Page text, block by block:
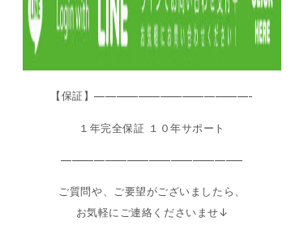
【保証】——————————————-
１年完全保証 １０年サポート
————————————————–
ご質問や、ご要望がございましたら、
お気軽にご連絡くださいませ↓